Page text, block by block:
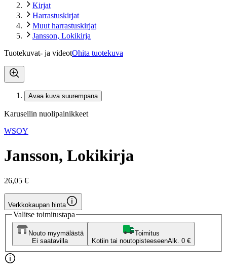
Kirjat
Harrastuskirjat
Muut harrastuskirjat
Jansson, Lokikirja
Tuotekuvat- ja videotOhita tuotekuva
Avaa kuva suurempana
Karusellin nuolipainikkeet
WSOY
Jansson, Lokikirja
26,05 €
Verkkokaupan hinta
Valitse toimitustapa
Nouto myymälästä
Ei saatavilla
Toimitus
Kotiin tai noutopisteeseenAlk. 0 €